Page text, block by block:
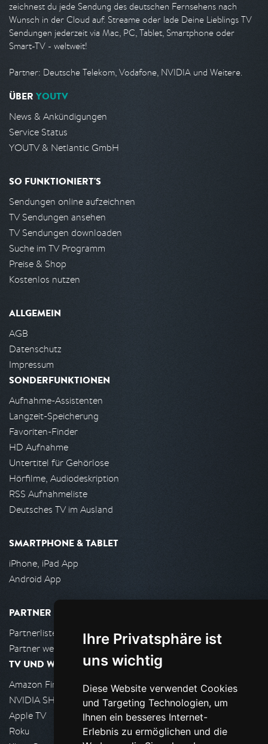
Ihre Privatsphäre ist
uns wichtig
Diese Website verwendet Cookies
und Targeting Technologien, um
Ihnen ein besseres Internet-
Erlebnis zu ermöglichen und die
zeichnest du jede Sendung des deutschen Fernsehens nach
Wunsch in der Cloud auf. Streame oder lade Deine Lieblings TV
Sendungen jederzeit via Mac, PC, Tablet, Smartphone oder
Smart-TV - weltweit!
Partner: Deutsche Telekom, Vodafone, NVIDIA und Weitere.
ÜBER YOUTV
News & Ankündigungen
Service Status
YOUTV & Netlantic GmbH
SO FUNKTIONIERT'S
Sendungen online aufzeichnen
TV Sendungen ansehen
TV Sendungen downloaden
Suche im TV Programm
Preise & Shop
Kostenlos nutzen
ALLGEMEIN
AGB
Datenschutz
Impressum
SONDERFUNKTIONEN
Aufnahme-Assistenten
Langzeit-Speicherung
Favoriten-Finder
HD Aufnahme
Untertitel für Gehörlose
Hörfilme, Audiodeskription
RSS Aufnahmeliste
Deutsches TV im Ausland
SMARTPHONE & TABLET
iPhone, iPad App
Android App
PARTNER
Partnerliste
Partner werden
TV UND WOHNZIMMER
Amazon FireTV
NVIDIA SHIELD, Google TV
Apple TV
Roku